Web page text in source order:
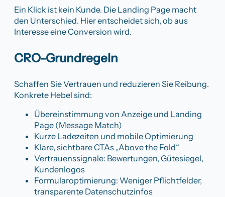
Ein Klick ist kein Kunde. Die Landing Page macht
den Unterschied. Hier entscheidet sich, ob aus
Interesse eine Conversion wird.
CRO-Grundregeln
Schaffen Sie Vertrauen und reduzieren Sie Reibung.
Konkrete Hebel sind:
Übereinstimmung von Anzeige und Landing
Page (Message Match)
Kurze Ladezeiten und mobile Optimierung
Klare, sichtbare CTAs „Above the Fold“
Vertrauenssignale: Bewertungen, Gütesiegel,
Kundenlogos
Formularoptimierung: Weniger Pflichtfelder,
transparente Datenschutzinfos